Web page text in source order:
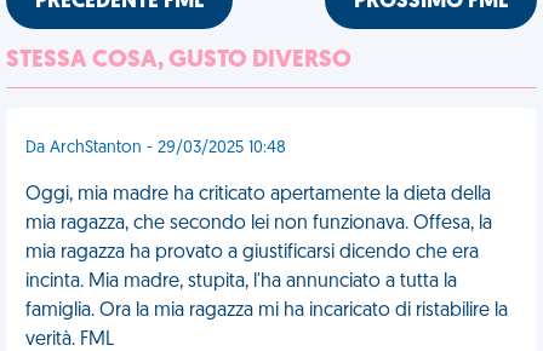
STESSA COSA, GUSTO DIVERSO
Da ArchStanton - 29/03/2025 10:48
Oggi, mia madre ha criticato apertamente la dieta della
mia ragazza, che secondo lei non funzionava. Offesa, la
mia ragazza ha provato a giustificarsi dicendo che era
incinta. Mia madre, stupita, l'ha annunciato a tutta la
famiglia. Ora la mia ragazza mi ha incaricato di ristabilire la
verità. FML